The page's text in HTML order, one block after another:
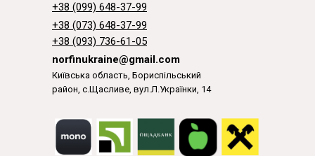
Київська область, Бориспільський
район, с.Щасливе, вул.Л.Українки, 14
+38 (099) 648-37-99
norfinukraine@gmail.com
+38 (073) 648-37-99
+38 (093) 736-61-05